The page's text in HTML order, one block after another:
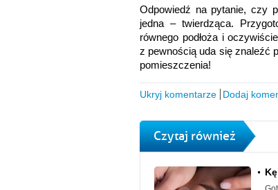
Odpowiedź na pytanie, czy
jedna – twierdząca.
równego podłoża i
z pewnością uda się znaleźć
pomieszczenia!
Ukryj komentarze Dodaj
Czytaj również